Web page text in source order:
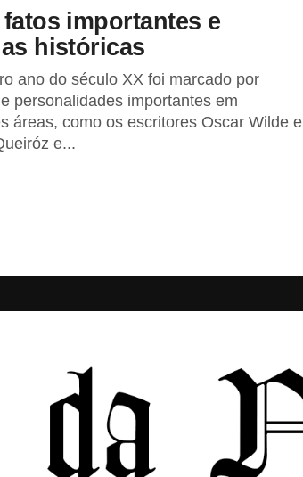
fatos importantes e
históricas
ano do século XX foi marcado por
personalidades importantes em
áreas, como os escritores Oscar Wilde e
e...